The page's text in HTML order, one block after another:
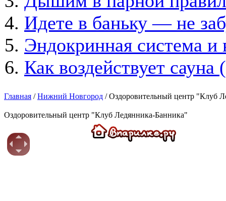
Идете в баньку — не
Эндокринная система и
Как воздействует
Главная /Нижний Новгород / Оздоровительный центр "Клуб
Оздоровительный центр "Клуб Ледянника-Банника"